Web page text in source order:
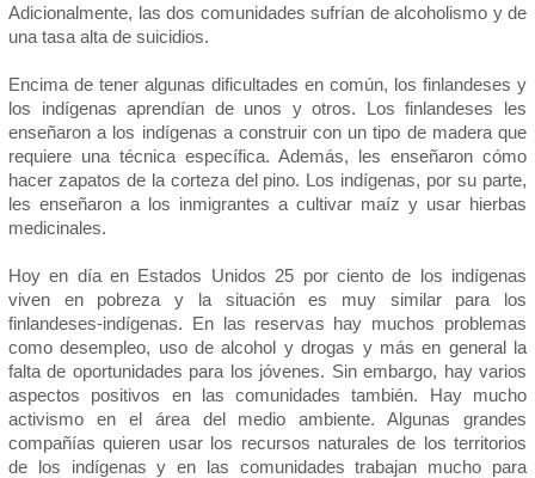
Adicionalmente, las dos comunidades sufrían de alcoholismo y de
una tasa alta de suicidios.
Encima de tener algunas dificultades en común, los finlandeses y
los indígenas aprendían de unos y otros. Los finlandeses les
enseñaron a los indígenas a construir con un tipo de madera que
requiere una técnica específica. Además, les enseñaron cómo
hacer zapatos de la corteza del pino. Los indígenas, por su parte,
les enseñaron a los inmigrantes a cultivar maíz y usar hierbas
medicinales.
Hoy en día en Estados Unidos 25 por ciento de los indígenas
viven en pobreza y la situación es muy similar para los
finlandeses-indígenas. En las reservas hay muchos problemas
como desempleo, uso de alcohol y drogas y más en general la
falta de oportunidades para los jóvenes. Sin embargo, hay varios
aspectos positivos en las comunidades también. Hay mucho
activismo en el área del medio ambiente. Algunas grandes
compañías quieren usar los recursos naturales de los territorios
de los indígenas y en las comunidades trabajan mucho para